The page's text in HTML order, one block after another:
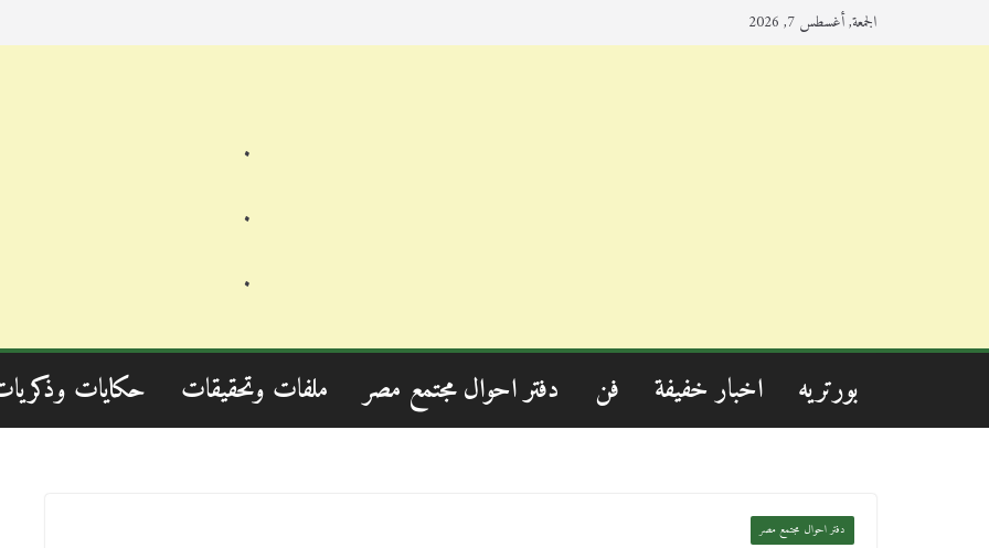
الجمعة, أغسطس 7, 2026
.
.
.
بورتريه اخبار خفيفة فن دفتر احوال مجتمع مصر ملفات وتحقيقات حكايات
دفتر احوال مجتمع مصر